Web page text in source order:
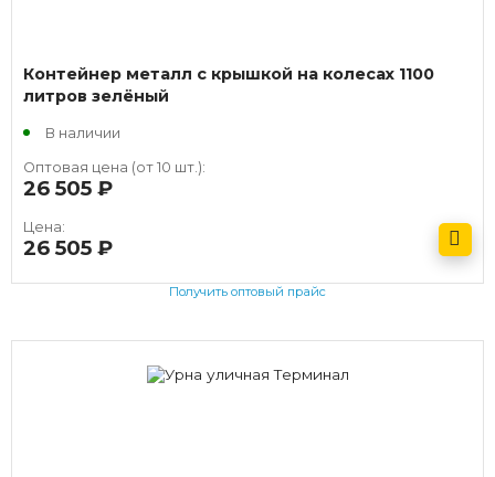
Контейнер металл с крышкой на колесах 1100
литров зелёный
В наличии
Оптовая цена (от 10 шт.):
26 505
Цена:
26 505
Получить оптовый прайс